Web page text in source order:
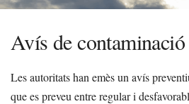
Avís de
Les autoritats han emès un avís
que es preveu entre regular i